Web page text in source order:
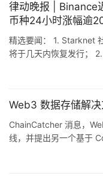
律动晚报 | Binance
币种24小时涨幅逾
限时NFT铸造活动
精选要闻： 1. Starknet
将于几天内恢复发行；
情，多个币种 24 小时
Web3 数据存储解
ChainCatcher 消息，
线，并提出另一个基于
链分为两层：链层与协